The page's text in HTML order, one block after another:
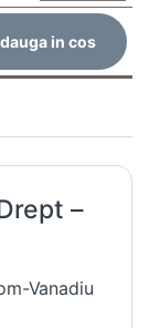
in cos
–
Vanadiu